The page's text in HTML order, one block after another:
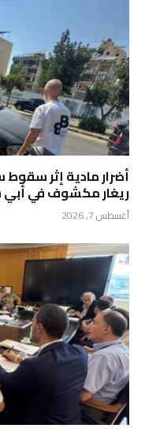
أضرار مادية إثر
ريغار مكشوف في أبي
أغسطس 7, 2026